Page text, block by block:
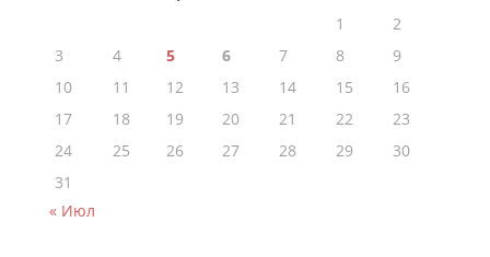
1
2
3
4 5 6 7 8
9
10
11 12 13 14 15
16
17
18 19 20 21 22
23
24
25 26 27 28 29
30
31
« Июл